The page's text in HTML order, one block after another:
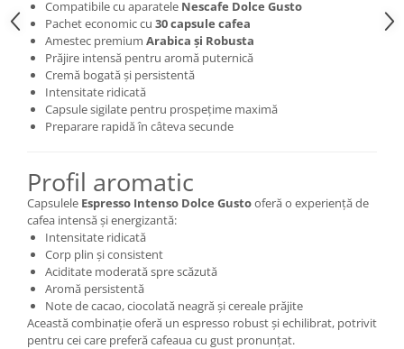
Compatibile cu aparatele Nescafe Dolce Gusto
Pachet economic cu 30 capsule cafea
Amestec premium Arabica și Robusta
Prăjire intensă pentru aromă puternică
Cremă bogată și persistentă
Intensitate ridicată
Capsule sigilate pentru prospețime maximă
Preparare rapidă în câteva secunde
Profil aromatic
Capsulele Espresso Intenso Dolce Gustooferă o experiență de
cafea intensă și energizantă:
Intensitate ridicată
Corp plin și consistent
Aciditate moderată spre scăzută
Aromă persistentă
Note de cacao, ciocolată neagră și cereale prăjite
Această combinație oferă un espresso robust și echilibrat, potrivit
pentru cei care preferă cafeaua cu gust pronunțat.